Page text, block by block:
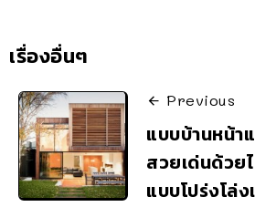
เรื่องอื่นๆ
Previous
แบบบ้านหน้า
สวยเด่นด้วย
แบบโปร่งโล่